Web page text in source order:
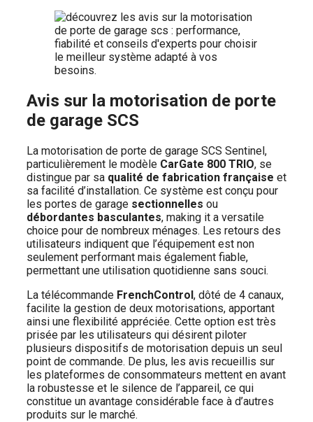
Avis sur la motorisation de porte
de garage SCS
La motorisation de porte de garage SCS Sentinel,
particulièrement le modèle CarGate 800 TRIO, se
distingue par sa qualité de fabrication française et
sa facilité d’installation. Ce système est conçu pour
les portes de garage sectionnelles ou
débordantes basculantes, making it a versatile
choice pour de nombreux ménages. Les retours des
utilisateurs indiquent que l’équipement est non
seulement performant mais également fiable,
permettant une utilisation quotidienne sans souci.
La télécommande FrenchControl, dôté de 4 canaux,
facilite la gestion de deux motorisations, apportant
ainsi une flexibilité appréciée. Cette option est très
prisée par les utilisateurs qui désirent piloter
plusieurs dispositifs de motorisation depuis un seul
point de commande. De plus, les avis recueillis sur
les plateformes de consommateurs mettent en avant
la robustesse et le silence de l’appareil, ce qui
constitue un avantage considérable face à d’autres
produits sur le marché.